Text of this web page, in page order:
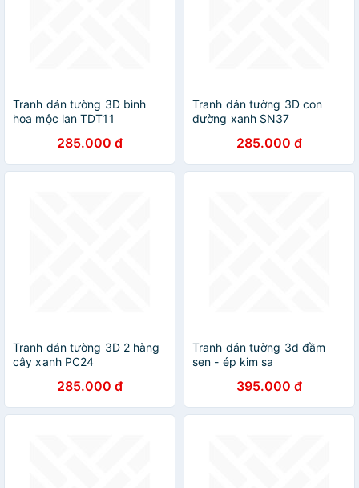
Tranh dán tường 3D bình
hoa mộc lan TDT11
285.000 đ
Tranh dán tường 3D con
đường xanh SN37
285.000 đ
Tranh dán tường 3D 2 hàng
cây xanh PC24
285.000 đ
Tranh dán tường 3d đầm
sen - ép kim sa
395.000 đ